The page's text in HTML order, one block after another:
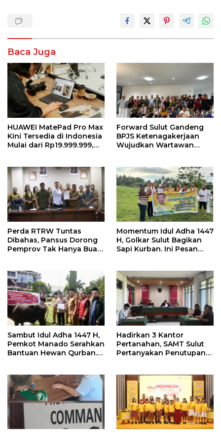
Baca Juga
HUAWEI MatePad Pro Max
Kini Tersedia di Indonesia
Mulai dari Rp19.999.999,
Tertipis dan Teringan
Forward Sulut Gandeng
BPJS Ketenagakerjaan
Wujudkan Wartawan
Perda RTRW Tuntas
Dibahas, Pansus Dorong
Pemprov Tak Hanya Buat
Momentum Idul Adha 1447
H, Golkar Sulut Bagikan
Sapi Kurban. Ini Pesan
Sambut Idul Adha 1447 H,
Pemkot Manado Serahkan
Bantuan Hewan Qurban.
Hadirkan 3 Kantor
Pertanahan, SAMT Sulut
Pertanyakan Penutupan